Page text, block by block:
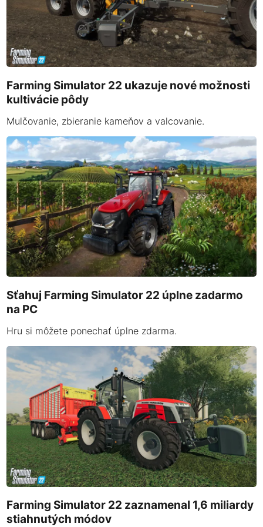
Farming Simulator 22 ukazuje nové možnosti
kultivácie pôdy
Mulčovanie, zbieranie kameňov a valcovanie.
Sťahuj Farming Simulator 22 úplne zadarmo
na PC
Hru si môžete ponechať úplne zdarma.
Farming Simulator 22 zaznamenal 1,6 miliardy
stiahnutých módov